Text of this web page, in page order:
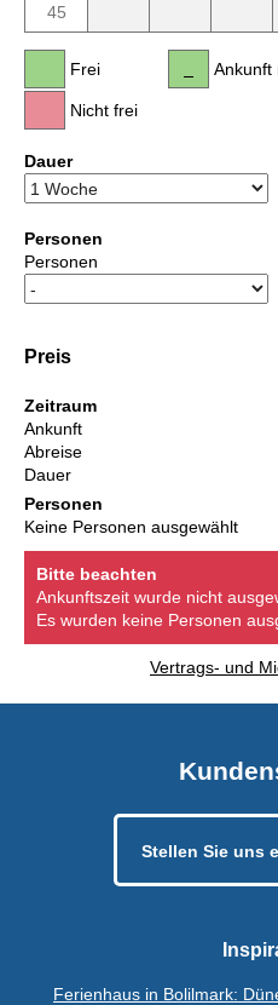
45
Frei
Nicht frei
Ankunft
Dauer
Personen
Personen
Preis
Zeitraum
Ankunft
Abreise
Dauer
Personen
Keine Personen ausgewählt
Bitte beachten
Ankunftszeit wurde nicht
Es wurden keine Personen
Vertrags- und
Stellen Sie uns
Ferienhaus in Bolilmark: